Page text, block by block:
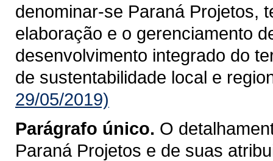
denominar-se Paraná Projetos,
elaboração e o gerenciamento
desenvolvimento integrado do
de sustentabilidade local e
29/05/2019)
Parágrafo único. O
Paraná Projetos e de suas